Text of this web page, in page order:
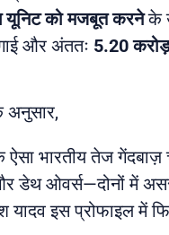
यूनिट को मजबूत करनेके
और अंततः 5.20
अनुसार,
ऐसा भारतीय तेज गेंदबाज़
डेथ ओवर्स—दोनों में
इस प्रोफाइल में